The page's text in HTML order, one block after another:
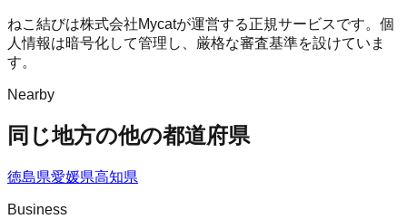
ねこ結びは株式会社Mycatが運営する正規サービスです。個
人情報は暗号化して管理し、厳格な審査基準を設けていま
す。
Nearby
同じ地方の他の都道府県
徳島県愛媛県高知県
Business